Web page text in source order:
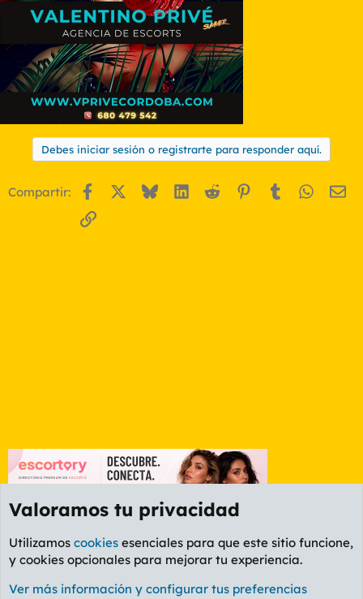
Debes iniciar sesión o registrarte para responder aquí.
Compartir: Facebook BlueskyLinkedIn
Reddit Pinterest
Tumblr
Enlace
Foro General
Cookies PL OLDSTYLE AMARILLO
Valoramos tu privacidad
Utilizamos cookies esenciales para que este sitio funcione,
y cookies opcionales para mejorar tu experiencia.
Ver más información y configurar tus preferencias